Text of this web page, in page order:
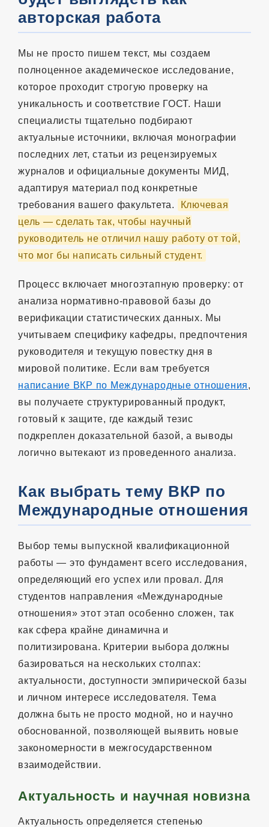
авторская работа
Мы не просто пишем текст, мы создаем
полноценное академическое исследование,
которое проходит строгую проверку на
уникальность и соответствие ГОСТ. Наши
специалисты тщательно подбирают
актуальные источники, включая монографии
последних лет, статьи из рецензируемых
журналов и официальные документы МИД,
адаптируя материал под конкретные
требования вашего факультета.
Ключевая
цель — сделать так, чтобы научный
руководитель не отличил нашу работу от той,
что мог бы написать сильный студент.
Процесс включает многоэтапную проверку: от
анализа нормативно-правовой базы до
верификации статистических данных. Мы
учитываем специфику кафедры, предпочтения
руководителя и текущую повестку дня в
мировой политике. Если вам требуется
написание ВКР по Международные отношения,
вы получаете структурированный продукт,
готовый к защите, где каждый тезис
подкреплен доказательной базой, а выводы
логично вытекают из проведенного анализа.
Как выбрать тему ВКР по
Международные отношения
Выбор темы выпускной квалификационной
работы — это фундамент всего исследования,
определяющий его успех или провал. Для
студентов направления «Международные
отношения» этот этап особенно сложен, так
как сфера крайне динамична и
политизирована. Критерии выбора должны
базироваться на нескольких столпах:
актуальности, доступности эмпирической базы
и личном интересе исследователя. Тема
должна быть не просто модной, но и научно
обоснованной, позволяющей выявить новые
закономерности в межгосударственном
взаимодействии.
Актуальность и научная новизна
Актуальность определяется степенью